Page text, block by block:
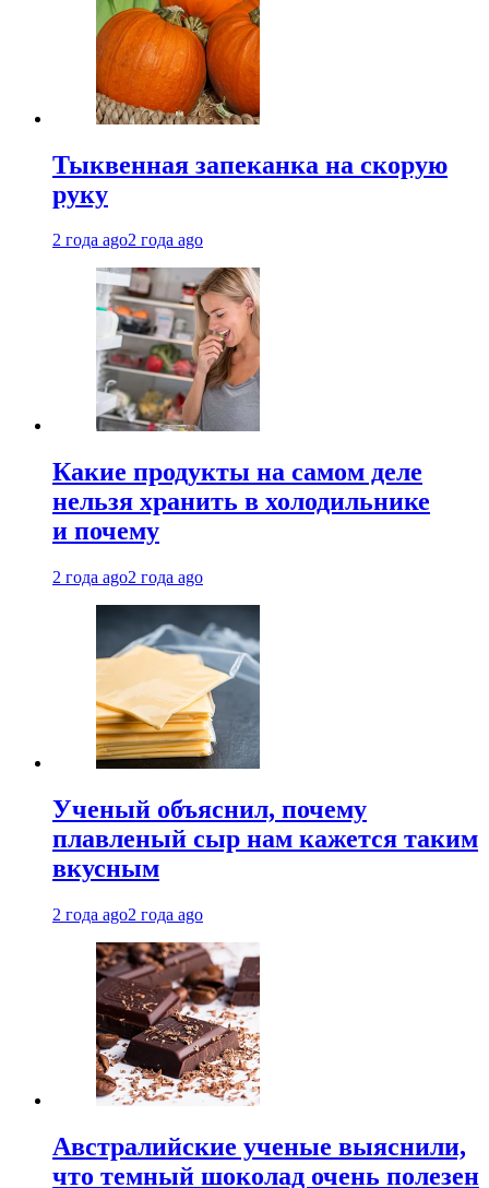
Тыквенная запеканка на скорую
руку
2 года ago2 года ago
Какие продукты на самом деле
нельзя хранить в холодильнике
и почему
2 года ago2 года ago
Ученый объяснил, почему
плавленый сыр нам кажется таким
вкусным
2 года ago2 года ago
Австралийские ученые выяснили,
что темный шоколад очень полезен